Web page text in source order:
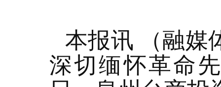
本报讯 （融媒
深切缅怀革命